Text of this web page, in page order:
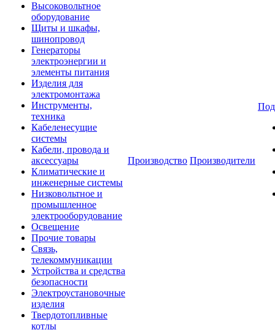
Высоковольтное
оборудование
Щиты и шкафы,
шинопровод
Генераторы
электроэнергии и
элементы питания
Изделия для
электромонтажа
Инструменты,
техника
Кабеленесущие
системы
Кабели, провода и
аксессуары
Климатические и
инженерные системы
Низковольтное и
промышленное
электрооборудование
Освещение
Прочие товары
Связь,
телекоммуникации
Устройства и средства
безопасности
Электроустановочные
изделия
Твердотопливные
котлы
Производство Производители